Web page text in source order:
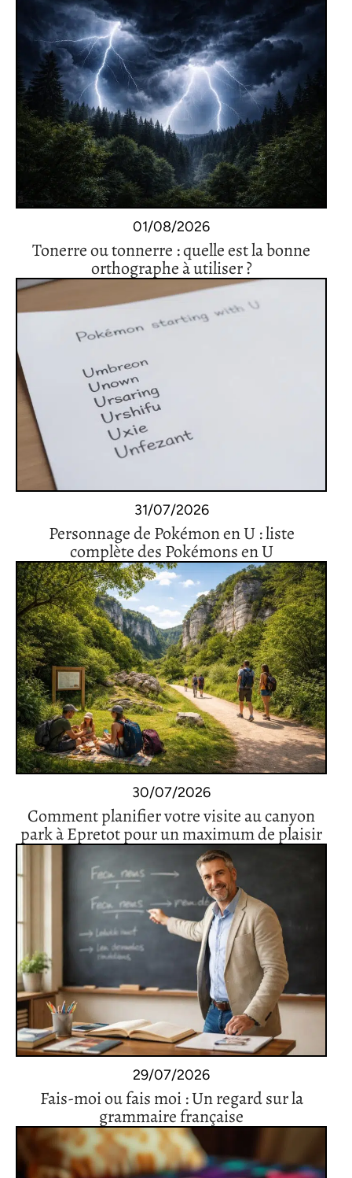
01/08/2026
Tonerre ou tonnerre : quelle est la bonne
orthographe à utiliser ?
31/07/2026
Personnage de Pokémon en U : liste
complète des Pokémons en U
30/07/2026
Comment planifier votre visite au canyon
park à Epretot pour un maximum de plaisir
29/07/2026
Fais-moi ou fais moi : Un regard sur la
grammaire française